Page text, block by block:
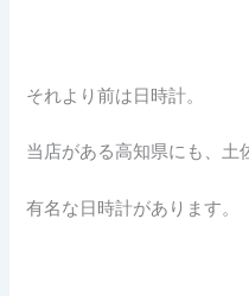
それより前は日時計。
当店がある高知県にも、土
有名な日時計があります。